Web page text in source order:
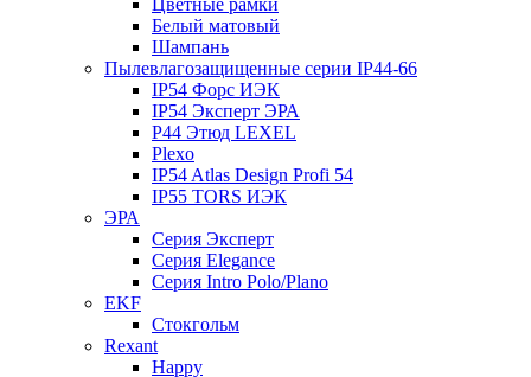
Белый матовый
Шампань
Пылевлагозащищенные серии IP44-66
IP54 Форс ИЭК
IP54 Эксперт ЭРА
P44 Этюд LEXEL
Plexo
IP54 Atlas Design Profi 54
IP55 TORS ИЭК
ЭРА
Серия Эксперт
Серия Elegance
Серия Intro Polo/Plano
EKF
Стокгольм
Rexant
Happy